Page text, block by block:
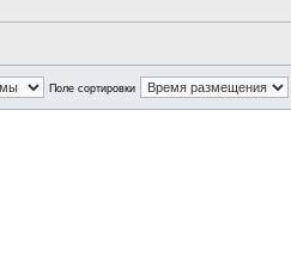
Поле сортировки